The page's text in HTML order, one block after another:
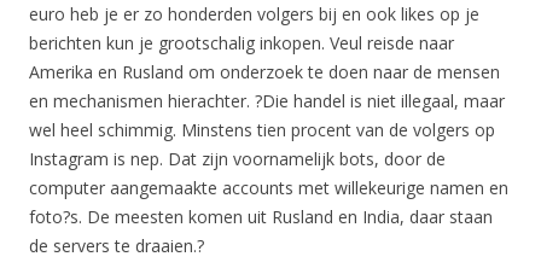
euro heb je er zo honderden volgers bij en ook likes op je
berichten kun je grootschalig inkopen. Veul reisde naar
Amerika en Rusland om onderzoek te doen naar de mensen
en mechanismen hierachter. ?Die handel is niet illegaal, maar
wel heel schimmig. Minstens tien procent van de volgers op
Instagram is nep. Dat zijn voornamelijk bots, door de
computer aangemaakte accounts met willekeurige namen en
foto?s. De meesten komen uit Rusland en India, daar staan
de servers te draaien.?